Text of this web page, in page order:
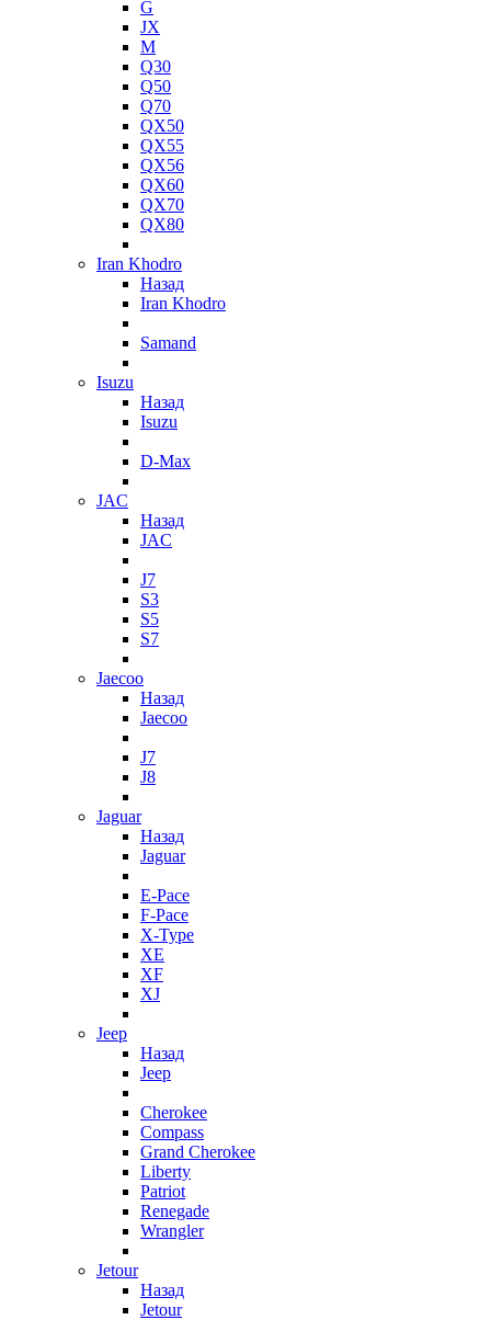
G
JX
M
Q30
Q50
Q70
QX50
QX55
QX56
QX60
QX70
QX80
Iran Khodro
Назад
Iran Khodro
Samand
Isuzu
Назад
Isuzu
D-Max
JAC
Назад
JAC
J7
S3
S5
S7
Jaecoo
Назад
Jaecoo
J7
J8
Jaguar
Назад
Jaguar
E-Pace
F-Pace
X-Type
XE
XF
XJ
Jeep
Назад
Jeep
Cherokee
Compass
Grand Cherokee
Liberty
Patriot
Renegade
Wrangler
Jetour
Назад
Jetour